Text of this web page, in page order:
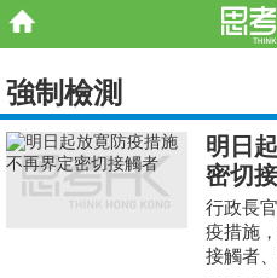
強制檢測
明日
密切
行政長
疫措施
接觸者